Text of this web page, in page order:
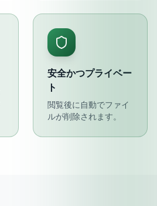
安全かつプライベー
ト
閲覧後に自動でファイ
ルが削除されます。